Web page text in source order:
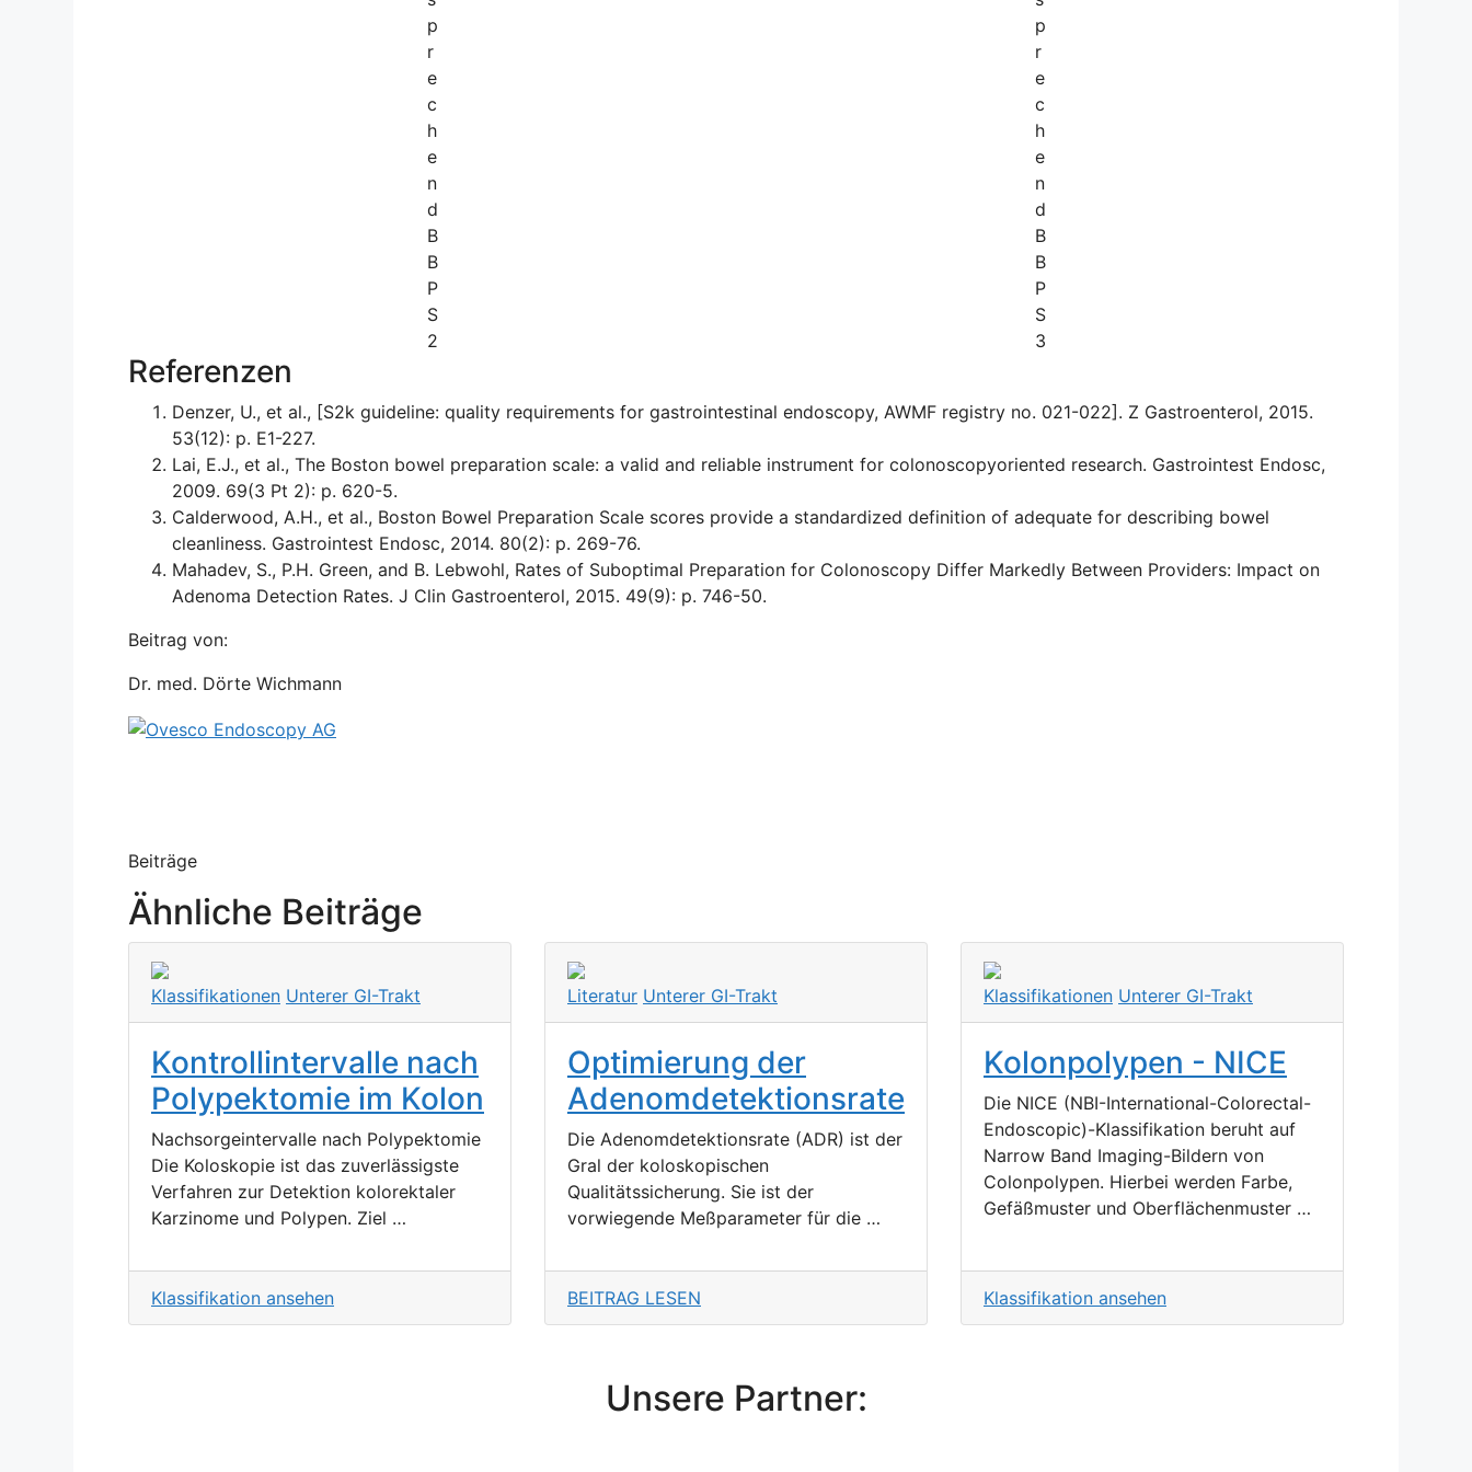
p
r
e
c
h
e
n
d
B
B
P
S
2
p
r
e
c
h
e
n
d
B
B
P
S
3
Referenzen
Denzer, U., et al., [S2k guideline: quality requirements for gastrointestinal endoscopy, AWMF registry no. 021-022]. Z Gastroenterol, 2015.
53(12): p. E1-227.
Lai, E.J., et al., The Boston bowel preparation scale: a valid and reliable instrument for colonoscopyoriented research. Gastrointest Endosc,
2009. 69(3 Pt 2): p. 620-5.
Calderwood, A.H., et al., Boston Bowel Preparation Scale scores provide a standardized definition of adequate for describing bowel
cleanliness. Gastrointest Endosc, 2014. 80(2): p. 269-76.
Mahadev, S., P.H. Green, and B. Lebwohl, Rates of Suboptimal Preparation for Colonoscopy Differ Markedly Between Providers: Impact on
Adenoma Detection Rates. J Clin Gastroenterol, 2015. 49(9): p. 746-50.
Beitrag von:
Dr. med. Dörte Wichmann
Beiträge
Ähnliche Beiträge
Klassifikationen Unterer GI-Trakt
Kontrollintervalle nach
Polypektomie im Kolon
Nachsorgeintervalle nach Polypektomie
Die Koloskopie ist das zuverlässigste
Verfahren zur Detektion kolorektaler
Karzinome und Polypen. Ziel …
Klassifikation ansehen
Literatur Unterer GI-Trakt
Optimierung der
Adenomdetektionsrate
Die Adenomdetektionsrate (ADR) ist der
Gral der koloskopischen
Qualitätssicherung. Sie ist der
vorwiegende Meßparameter für die …
BEITRAG LESEN
Klassifikationen Unterer GI-Trakt
Kolonpolypen - NICE
Die NICE (NBI-International-Colorectal-
Endoscopic)-Klassifikation beruht auf
Narrow Band Imaging-Bildern von
Colonpolypen. Hierbei werden Farbe,
Gefäßmuster und Oberflächenmuster …
Klassifikation ansehen
Unsere Partner: